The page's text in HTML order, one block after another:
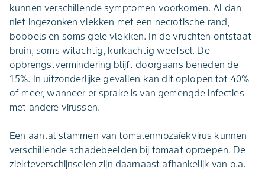
kunnen verschillende symptomen voorkomen. Al dan
niet ingezonken vlekken met een necrotische rand,
bobbels en soms gele vlekken. In de vruchten ontstaat
bruin, soms witachtig, kurkachtig weefsel. De
opbrengstvermindering blijft doorgaans beneden de
15%. In uitzonderlijke gevallen kan dit oplopen tot 40%
of meer, wanneer er sprake is van gemengde infecties
met andere virussen.
Een aantal stammen van tomatenmozaïekvirus kunnen
verschillende schadebeelden bij tomaat oproepen. De
ziekteverschijnselen zijn daarnaast afhankelijk van o.a.